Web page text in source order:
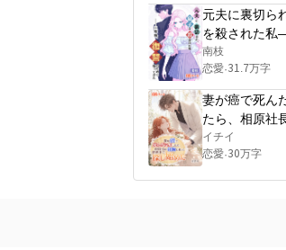
元夫に裏切ら
を殺された私
後、復讐のた
てきた
南枝
恋愛·31.7万字
妻が癌で死ん
たら、相原社
に狂って世界
始めた
イチイ
恋愛·30万字